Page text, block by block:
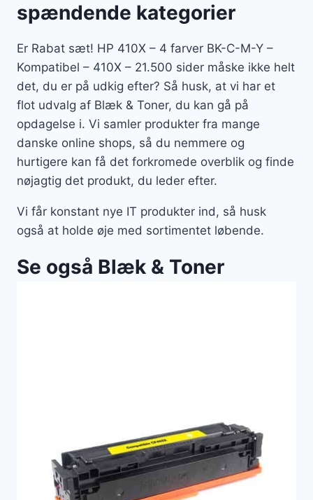
spændende kategorier
Er Rabat sæt! HP 410X – 4 farver BK-C-M-Y –
Kompatibel – 410X – 21.500 sider måske ikke helt
det, du er på udkig efter? Så husk, at vi har et
flot udvalg af Blæk & Toner, du kan gå på
opdagelse i. Vi samler produkter fra mange
danske online shops, så du nemmere og
hurtigere kan få det forkromede overblik og finde
nøjagtig det produkt, du leder efter.
Vi får konstant nye IT produkter ind, så husk
også at holde øje med sortimentet løbende.
Se også Blæk & Toner